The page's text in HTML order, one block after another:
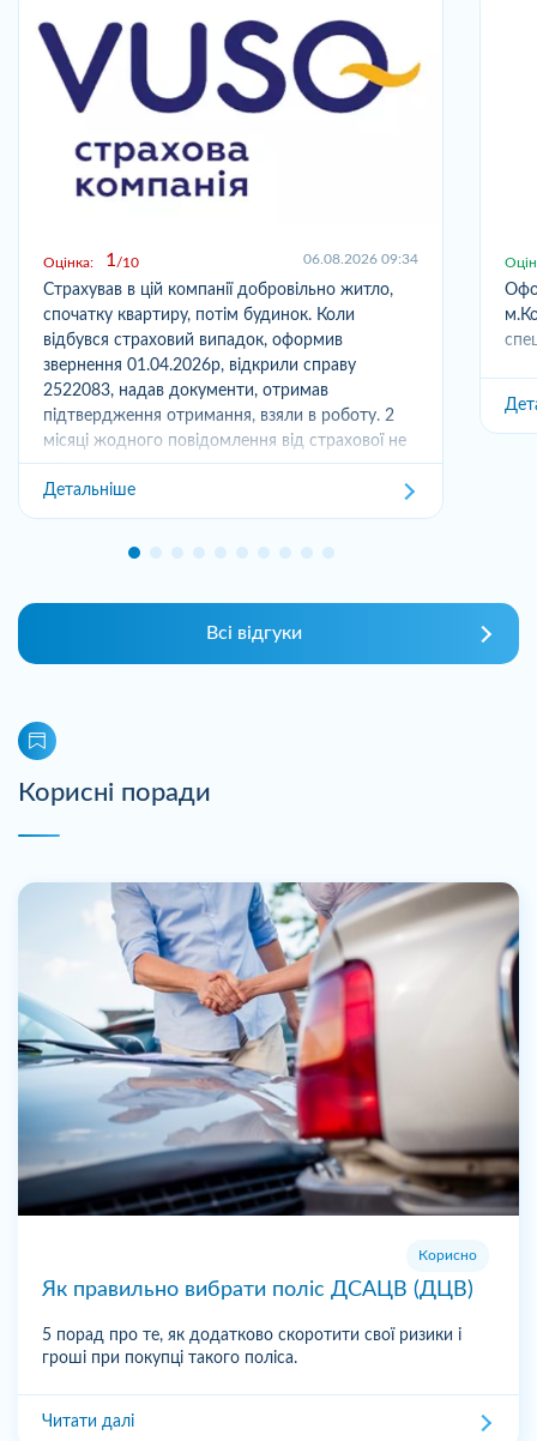
Оцінка: 1 10 06.08.2026 09:34
Страхував в цій компанії добровільно житло,
спочатку квартиру, потім будинок. Коли
відбувся страховий випадок, оформив
звернення 01.04.2026р, відкрили справу
2522083, надав документи, отримав
підтвердження отримання, взяли в роботу. 2
місяці жодного повідомлення від страхової не
отримував,...
Детальніше
Всі відгуки
Корисні поради
Корисно
Як правильно вибрати поліс ДСАЦВ (ДЦВ)
5 порад про те, як додатково скоротити свої ризики і
гроші при покупці такого поліса.
Читати далі